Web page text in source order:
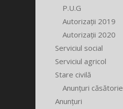
P.U.G
Autorizații 2019
Autorizații 2020
Serviciul social
Serviciul agricol
Stare civilă
Anunțuri căsătorie
Anunțuri